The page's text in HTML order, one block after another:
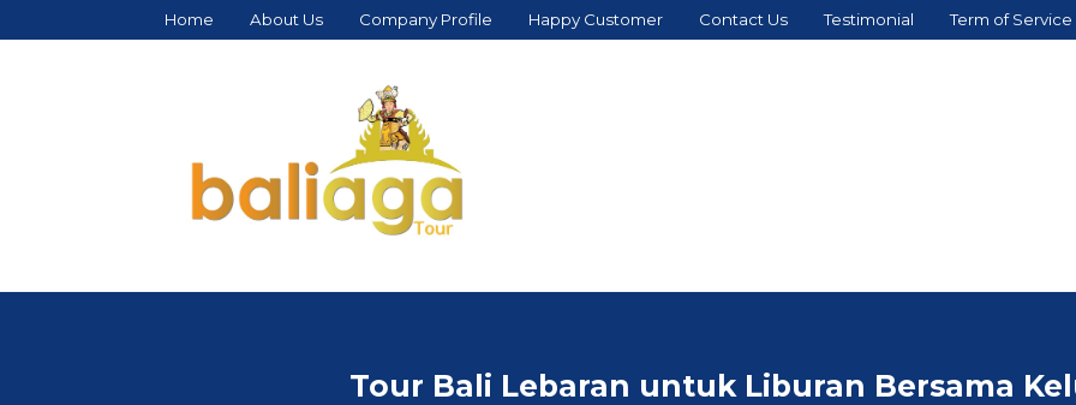
Home About Us Company Profile Happy Customer Contact Us Testimonial Term of Service
Tour Bali Lebaran untuk Liburan Bersama